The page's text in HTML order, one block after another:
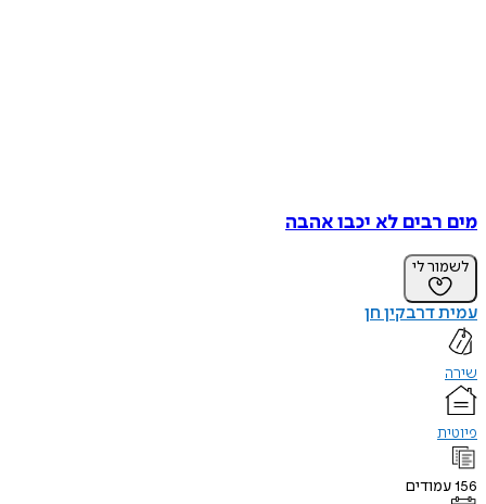
מים רבים לא יכבו אהבה
לשמור לי
עמית דרבקין חן
שירה
פיוטית
156עמודים